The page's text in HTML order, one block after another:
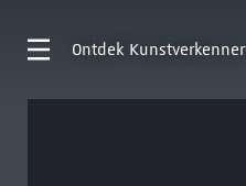
Ontdek Kunstverkenner